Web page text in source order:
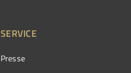
SERVICE
Presse